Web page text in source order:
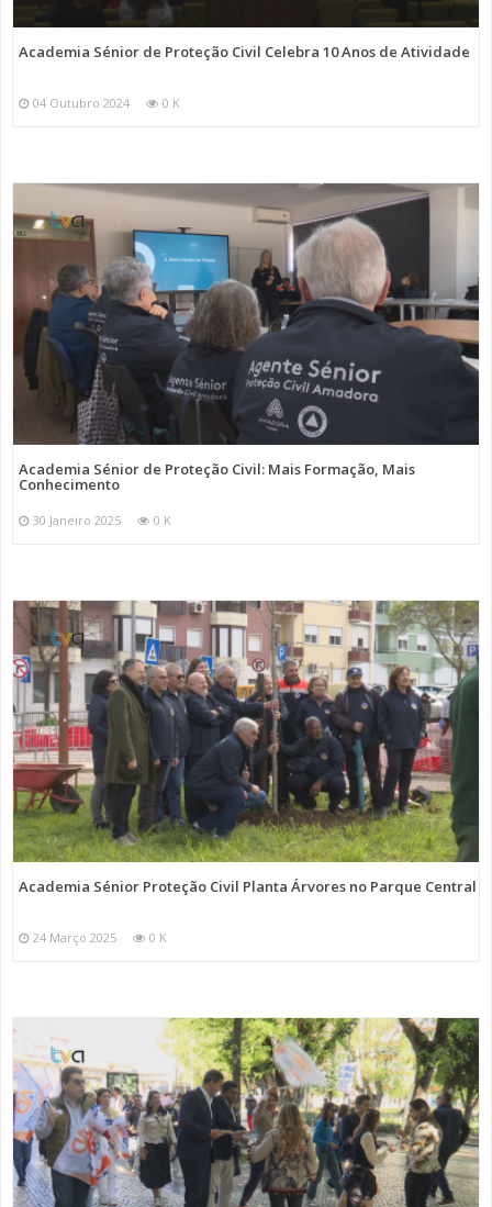
Academia Sénior de Proteção Civil Celebra 10 Anos de Atividade
04 Outubro 2024 0 K
Academia Sénior de Proteção Civil: Mais Formação, Mais
Conhecimento
30 Janeiro 2025 0 K
Academia Sénior Proteção Civil Planta Árvores no Parque Central
24 Março 2025 0 K